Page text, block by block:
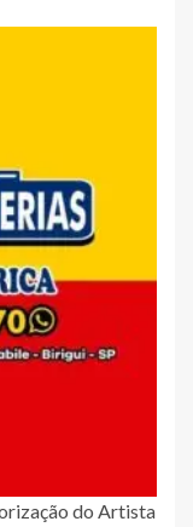
do Artista